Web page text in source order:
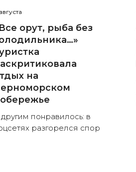
орут, рыба без
на
понравилось: в
разгорелся спор